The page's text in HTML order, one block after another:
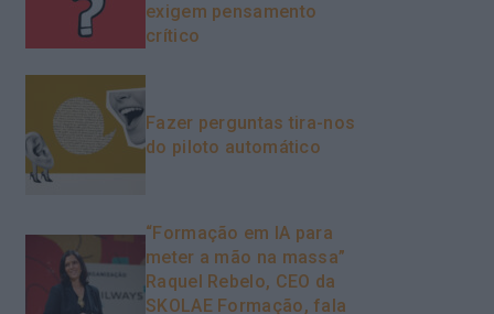
exigem pensamento
crítico
Fazer perguntas tira-nos
do piloto automático
“Formação em IA para
meter a mão na massa”
Raquel Rebelo, CEO da
SKOLAE Formação, fala